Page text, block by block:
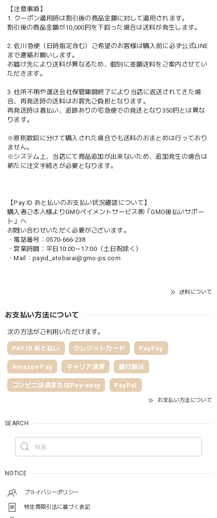
【注意事項】
1. クーポン適用時は割引後の商品金額に対して適用されます。
割引後の商品金額が10,000円を下回った場合は送料が発生します。
2. 佐川急便（日時指定含む）ご希望のお客様は購入前に必ず公式LINE
まで連絡お願いします。
お届け先により送料が異なるため、個別に差額送料をご案内させてい
ただきます。
3. 住所不明や運送会社保管期間終了により当店に返送されてきた場
合、再発送時の送料はお客先ご負担となります。
再発送時は着払い、追跡ありの宅急便での発送となり350円とは異な
ります。
※原則数回に分けて購入された場合でも送料のおまとめは行っており
ません。
※システム上、当店にて商品追加が出来ないため、追加発生の場合は
新たに注文手続きが必要となります。
【Pay ID あと払いのお支払い状況確認について】
購入者ご本人様よりGMOペイメントサービス㈱「GMO後払いサポー
ト」へ
お問い合わせいただく必要がございます。
・電話番号：0570-666-238
・営業時間：平日10:00～17:00（土日祝除く）
・Mail： payid_atobarai@gmo-ps.com
送料について
お支払い方法について
次の方法がご利用いただけます。
PAY ID あと払い クレジットカード PayPay
Amazon Pay キャリア決済 銀行振込
コンビニ決済またはPay-easy PayPal
お支払い方法について
SEARCH
NOTICE
プライバシーポリシー
特定商取引法に基づく表記